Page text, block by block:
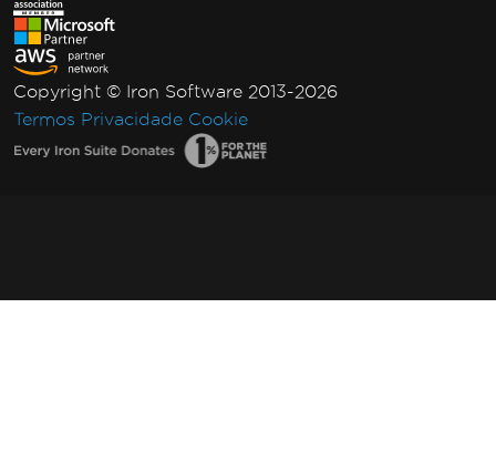
Copyright © Iron Software 2013-2026
Termos Privacidade Cookie